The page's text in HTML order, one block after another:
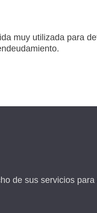
muy utilizada para
de sus servicios